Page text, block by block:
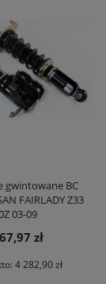
gwintowane BC
FAIRLADY Z33
03-09
zł
4 282,90 zł